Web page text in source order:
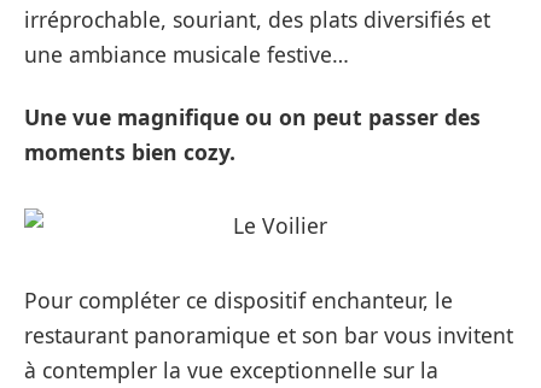
irréprochable, souriant, des plats diversifiés et
une ambiance musicale festive…
Une vue magnifique ou on peut passer des
moments bien cozy.
Pour compléter ce dispositif enchanteur, le
restaurant panoramique et son bar vous invitent
à contempler la vue exceptionnelle sur la